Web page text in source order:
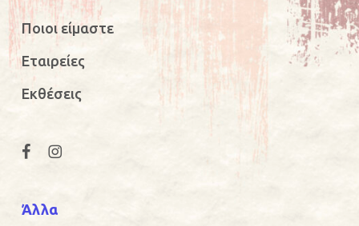
Ποιοι είμαστε
Εταιρείες
Εκθέσεις
Άλλα